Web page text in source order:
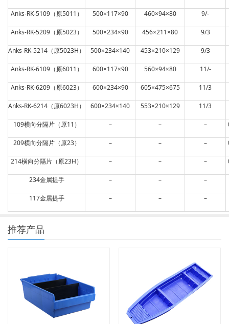
Anks-RK-5109（原5011） 500×117×90 460×94×80 9/-
Anks-RK-5209（原5023） 500×234×90 456×211×80 9/3
Anks-RK-5214（原5023H） 500×234×140 453×210×129 9/3
Anks-RK-6109（原6011） 600×117×90 560×94×80 11/-
Anks-RK-6209（原6023） 600×234×90 605×475×675 11/3
Anks-RK-6214（原6023H） 600×234×140 553×210×129 11/3
109横向分隔片（原11） – – –
209横向分隔片（原23） – – –
214横向分隔片（原23H） – – –
234金属提手 – – –
117金属提手 – – –
推荐产品